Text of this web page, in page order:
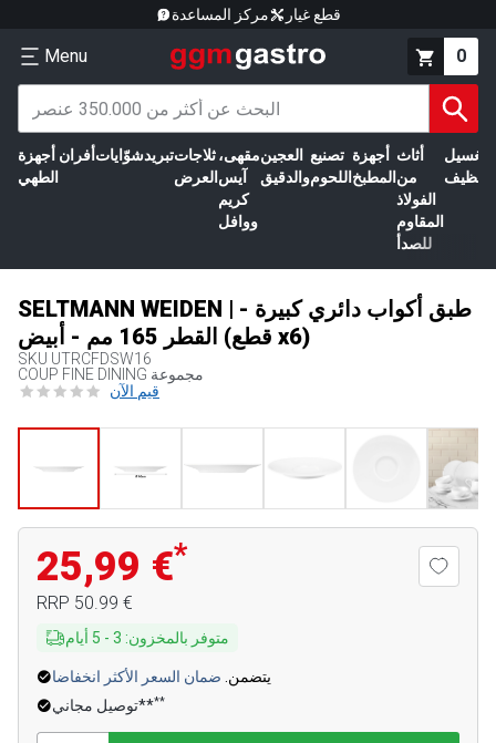
مركز المساعدة قطع غيار
Menu 0
أجهزة
الطهي
أفران شوّاياتتبريدثلاجات
العرض
مقهى،
آيس
كريم
ووافل
العجين
والدقيق
تصنيع
اللحوم
أجهزة
المطبخ
أثاث
من
الفولاذ
المقاوم
للصدأ
الغسيل
SELTMANN WEIDEN | طبق أكواب دائري كبيرة -
القطر 165 مم - أبيض (قطع x6)
SKU UTRCFDSW16
COUP FINE DINING مجموعة
قيم الآن
25,99 €*
RRP ‏50.99 €
متوفر بالمخزون:
3
-
5 أيام
يتضمن. ضمان السعر الأكثر انخفاضا
توصيل مجاني****